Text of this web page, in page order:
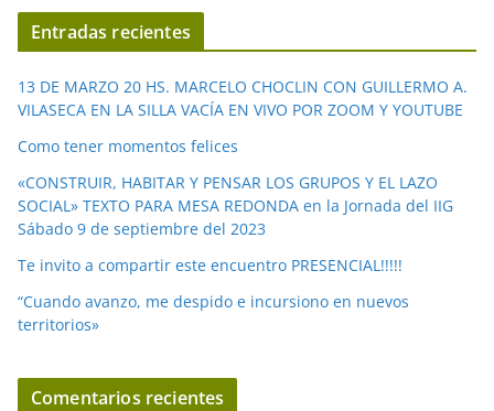
í
d
o
Entradas recientes
13 DE MARZO 20 HS. MARCELO CHOCLIN CON GUILLERMO A.
VILASECA EN LA SILLA VACÍA EN VIVO POR ZOOM Y YOUTUBE
Como tener momentos felices
«CONSTRUIR, HABITAR Y PENSAR LOS GRUPOS Y EL LAZO
SOCIAL» TEXTO PARA MESA REDONDA en la Jornada del IIG
Sábado 9 de septiembre del 2023
Te invito a compartir este encuentro PRESENCIAL!!!!!
“Cuando avanzo, me despido e incursiono en nuevos
territorios»
Comentarios recientes